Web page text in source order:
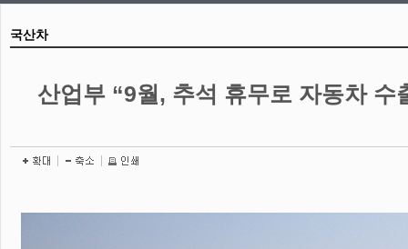
국산차
산업부 “9월, 추석 휴무로 자동차 수